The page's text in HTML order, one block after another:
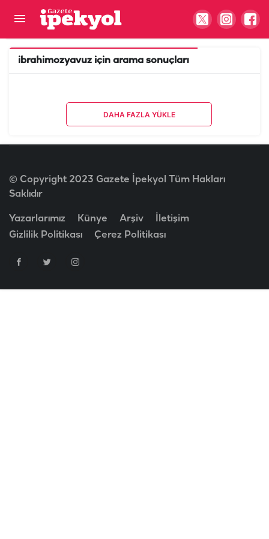
ibrahimozyavuz için arama sonuçları
DAHA FAZLA YÜKLE
© Copyright 2023 Gazete İpekyol Tüm Hakları
Saklıdır
Yazarlarımız Künye Arşiv
İletişim
Gizlilik Politikası
Çerez Politikası